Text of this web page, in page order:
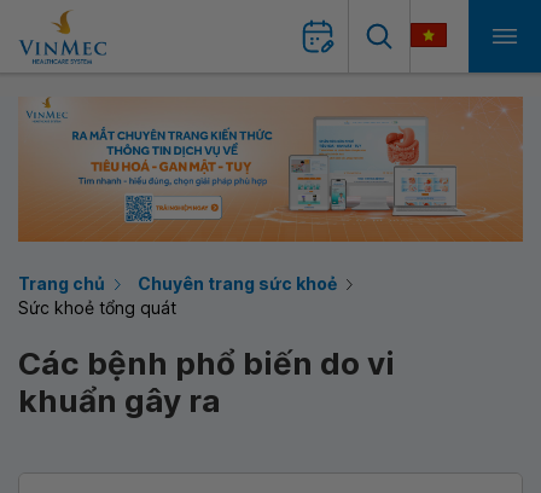
Trang chủ
Chuyên trang sức khoẻ
Sức khoẻ tổng quát
Các bệnh phổ biến do vi
khuẩn gây ra